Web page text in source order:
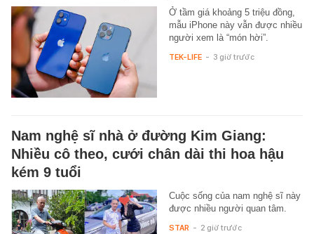
Ở tầm giá khoảng 5 triệu đồng,
mẫu iPhone này vẫn được nhiều
người xem là “món hời”.
TEK-LIFE - 3 giờ trước
Nam nghệ sĩ nhà ở đường Kim Giang:
Nhiều cô theo, cưới chân dài thi hoa hậu
kém 9 tuổi
Cuộc sống của nam nghệ sĩ này
được nhiều người quan tâm.
STAR - 2 giờ trước